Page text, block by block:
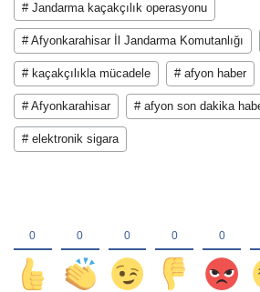
# Jandarma kaçakçılık operasyonu
# Afyonkarahisar İl Jandarma Komutanlığı
# kaçakçılıkla mücadele # afyon haber
# Afyonkarahisar # afyon son dakika
# elektronik sigara